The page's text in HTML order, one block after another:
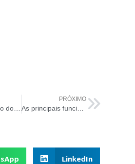
Funcionamento do SQL Injection ou Injeção de SQL
PRÓXIMO
As principais funcionalidades do Nmap
LinkedIn